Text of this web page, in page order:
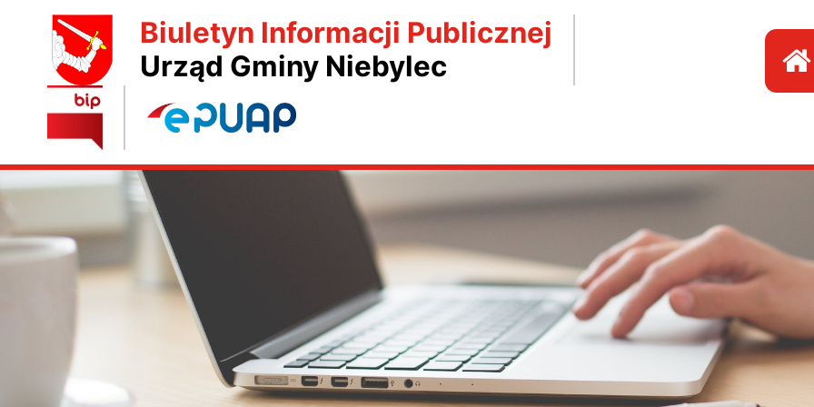
Biuletyn Informacji Publicznej
Urząd Gminy Niebylec